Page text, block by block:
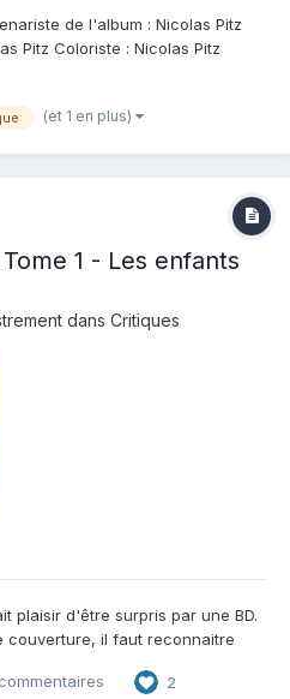
de l'album : Nicolas Pitz
Pitz Coloriste : Nicolas Pitz
italiennes, un énorme
(et 1 en plus)
1 - Les enfants
dans Critiques
plaisir d'être surpris par une BD.
couverture, il faut reconnaitre
vieux con. Et là, et bien, pages
2